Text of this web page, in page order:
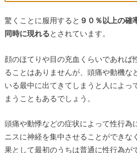
驚くことに服用すると ９０％以上の確
同時に現れるとされています。
顔のほてりや目の充血くらいであれば
ることはありませんが、頭痛や動機な
いる最中に出てきてしまうと人によっ
まうこともあるでしょう。
頭痛や動悸などの症状によって性行為
ニスに神経を集中させることができな
果として最初のうちは普通に性行為が